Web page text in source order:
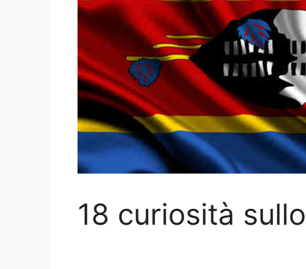
18 curiosità